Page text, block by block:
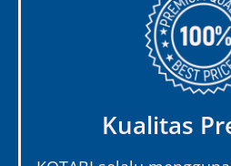
Kualitas